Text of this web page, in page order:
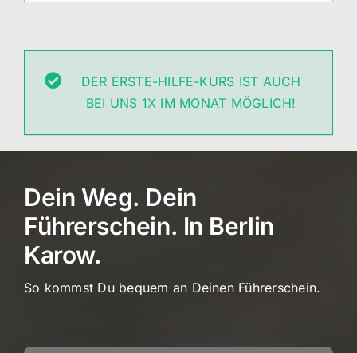
DER ERSTE-HILFE-KURS IST AUCH
BEI UNS 1X IM MONAT MÖGLICH!
Dein Weg. Dein
Führerschein. In Berlin
Karow.
So kommst Du bequem an Deinen Führerschein.